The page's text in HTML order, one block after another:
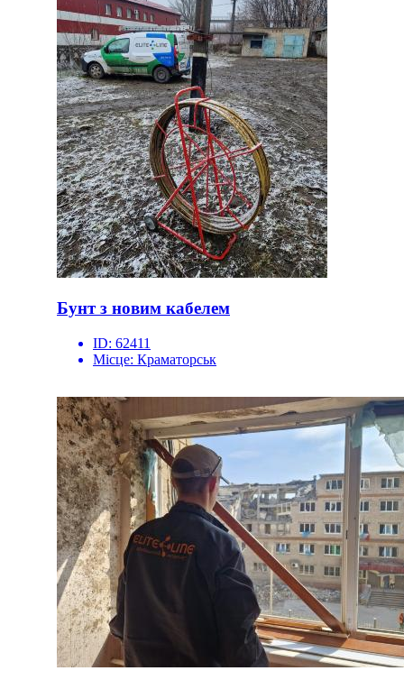
Бунт з новим кабелем
ID: 62411
Місце: Краматорськ